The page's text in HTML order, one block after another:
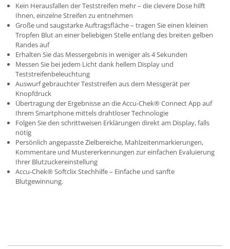
Kein Herausfallen der Teststreifen mehr – die clevere Dose hilft
Ihnen, einzelne Streifen zu entnehmen
Große und saugstarke Auftragsfläche – tragen Sie einen kleinen
Tropfen Blut an einer beliebigen Stelle entlang des breiten gelben
Randes auf
Erhalten Sie das Messergebnis in weniger als 4 Sekunden
Messen Sie bei jedem Licht dank hellem Display und
Teststreifenbeleuchtung
Auswurf gebrauchter Teststreifen aus dem Messgerät per
Knopfdruck
Übertragung der Ergebnisse an die Accu-Chek®Connect App auf
Ihrem Smartphone mittels drahtloser Technologie
Folgen Sie den schrittweisen Erklärungen direkt am Display, falls
nötig
Persönlich angepasste Zielbereiche, Mahlzeitenmarkierungen,
Kommentare und Mustererkennungen zur einfachen Evaluierung
Ihrer Blutzuckereinstellung
Accu-Chek®Softclix Stechhilfe – Einfache und sanfte
Blutgewinnung.